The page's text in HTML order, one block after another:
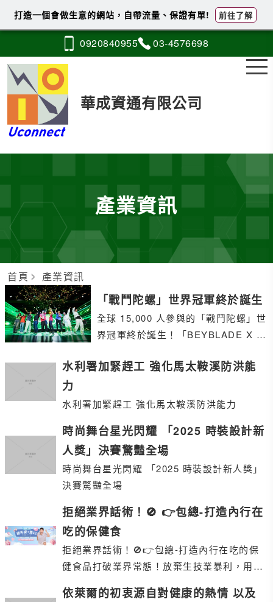
0920840955 03-4576698
華成資通有限公司
產業資訊
首頁 產業資訊
「戰鬥陀螺」世界冠軍終於誕生
全球 15,000 人參與的「戰鬥陀螺」世
界冠軍終於誕生！「BEYBLADE X W
水利署加緊趕工 強化馬太鞍溪防洪能
力
水利署加緊趕工 強化馬太鞍溪防洪能力
時尚舞台星光閃耀 「2025 時裝設計新
人獎」決賽驚豔全場
時尚舞台星光閃耀 「2025 時裝設計新人獎」
決賽驚豔全場
拒絕業界話術！🚫 👉包總-打造內行在
吃的保健食
拒絕業界話術！🚫 👉包總-打造內行在吃的保
健食品 打破業界常態！ 放棄生技業暴利，用
依萊爾的初衷源自對健康的熱情 以及
打造一個會做生意的網站，自帶流量、保證有單! 前往了解